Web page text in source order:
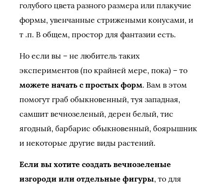
голубого цвета разного размера или плакучие
формы, увенчанные стрижеными конусами, и
т .п. В общем, простор для фантазии есть.
Но если вы – не любитель таких
экспериментов (по крайней мере, пока) – то
можете начать с простых форм. Вам в этом
помогут граб обыкновенный, туя западная,
самшит вечнозеленый, дерен белый, тис
ягодный, барбарис обыкновенный, боярышник
и некоторые другие виды растений.
Если вы хотите создать вечнозеленые
изгороди или отдельные фигуры, то для